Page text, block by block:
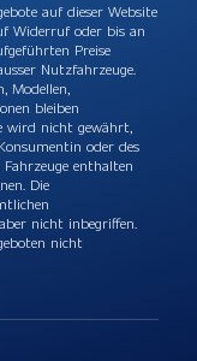
auf dieser Website
Widerruf oder bis an
Preise
Nutzfahrzeuge.
Modellen,
bleiben
wird nicht gewährt,
oder des
enthalten
Die
nicht inbegriffen.
nicht